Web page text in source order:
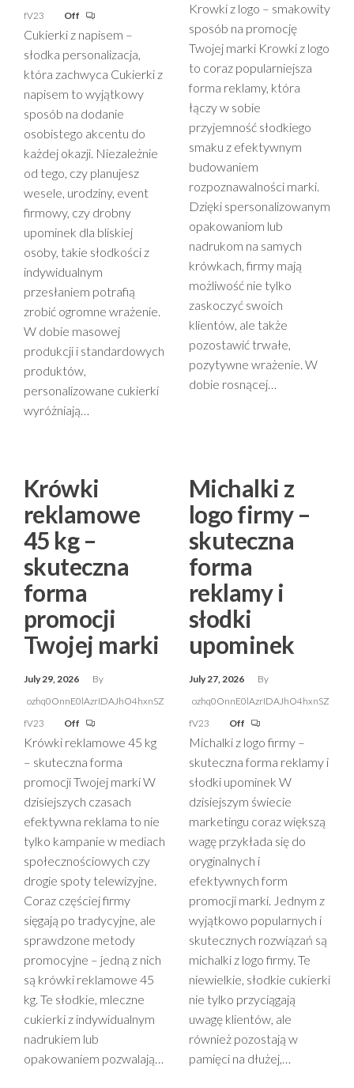
fV23
Off
Cukierki z napisem –
słodka personalizacja,
która zachwyca Cukierki z
napisem to wyjątkowy
sposób na dodanie
osobistego akcentu do
każdej okazji. Niezależnie
od tego, czy planujesz
wesele, urodziny, event
firmowy, czy drobny
upominek dla bliskiej
osoby, takie słodkości z
indywidualnym
przesłaniem potrafią
zrobić ogromne wrażenie.
W dobie masowej
produkcji i standardowych
produktów,
personalizowane cukierki
wyróżniają…
Krowki z logo – smakowity
sposób na promocję
Twojej marki Krowki z logo
to coraz popularniejsza
forma reklamy, która
łączy w sobie
przyjemność słodkiego
smaku z efektywnym
budowaniem
rozpoznawalności marki.
Dzięki spersonalizowanym
opakowaniom lub
nadrukom na samych
krówkach, firmy mają
możliwość nie tylko
zaskoczyć swoich
klientów, ale także
pozostawić trwałe,
pozytywne wrażenie. W
dobie rosnącej…
Krówki
reklamowe
45 kg –
skuteczna
forma
promocji
Twojej marki
July 29, 2026
By
ozhq0OnnE0lAzrIDAJhO4hxnSZ
fV23
Off
Krówki reklamowe 45 kg
– skuteczna forma
promocji Twojej marki W
dzisiejszych czasach
efektywna reklama to nie
tylko kampanie w mediach
społecznościowych czy
drogie spoty telewizyjne.
Coraz częściej firmy
sięgają po tradycyjne, ale
sprawdzone metody
promocyjne – jedną z nich
są krówki reklamowe 45
kg. Te słodkie, mleczne
cukierki z indywidualnym
nadrukiem lub
opakowaniem pozwalają…
Michalki z
logo firmy –
skuteczna
forma
reklamy i
słodki
upominek
July 27, 2026
By
ozhq0OnnE0lAzrIDAJhO4hxnSZ
fV23
Off
Michalki z logo firmy –
skuteczna forma reklamy i
słodki upominek W
dzisiejszym świecie
marketingu coraz większą
wagę przykłada się do
oryginalnych i
efektywnych form
promocji marki. Jednym z
wyjątkowo popularnych i
skutecznych rozwiązań są
michalki z logo firmy. Te
niewielkie, słodkie cukierki
nie tylko przyciągają
uwagę klientów, ale
również pozostają w
pamięci na dłużej,…